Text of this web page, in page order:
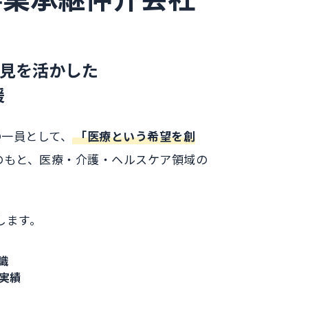
を活かした
員として、「医療という希望を創
と、医療・介護・ヘルスケア領域の
す。
績